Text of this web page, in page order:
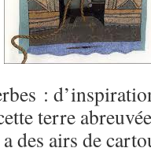
:
terre
des airs de